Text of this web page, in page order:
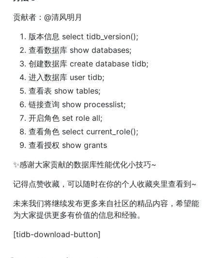
贡献者：@清风明月
版本信息 select tidb_version();
查看数据库 show databases;
创建数据库 create database tidb;
进入数据库 user tidb;
查看表 show tables;
链接查询 show processlist;
开启角色 set role all;
查看角色 select current_role();
查看授权 show grants
✨感谢大家贡献的数据库性能优化小技巧~
记得点赞收藏，可以随时在你的个人收藏夹里查看到~
未来我们将继续发布更多来自社区的精品内容，希望能
为大家提供更多有价值的信息和经验。
[tidb-download-button]